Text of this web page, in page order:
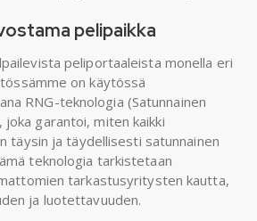
pelipaikka
peliportaaleista monella eri
on käytössä
RNG-teknologia (Satunnainen
garantoi, miten kaikki
täysin ja täydellisesti satunnainen
teknologia tarkistetaan
tarkastusyritysten kautta,
ja luotettavuuden.